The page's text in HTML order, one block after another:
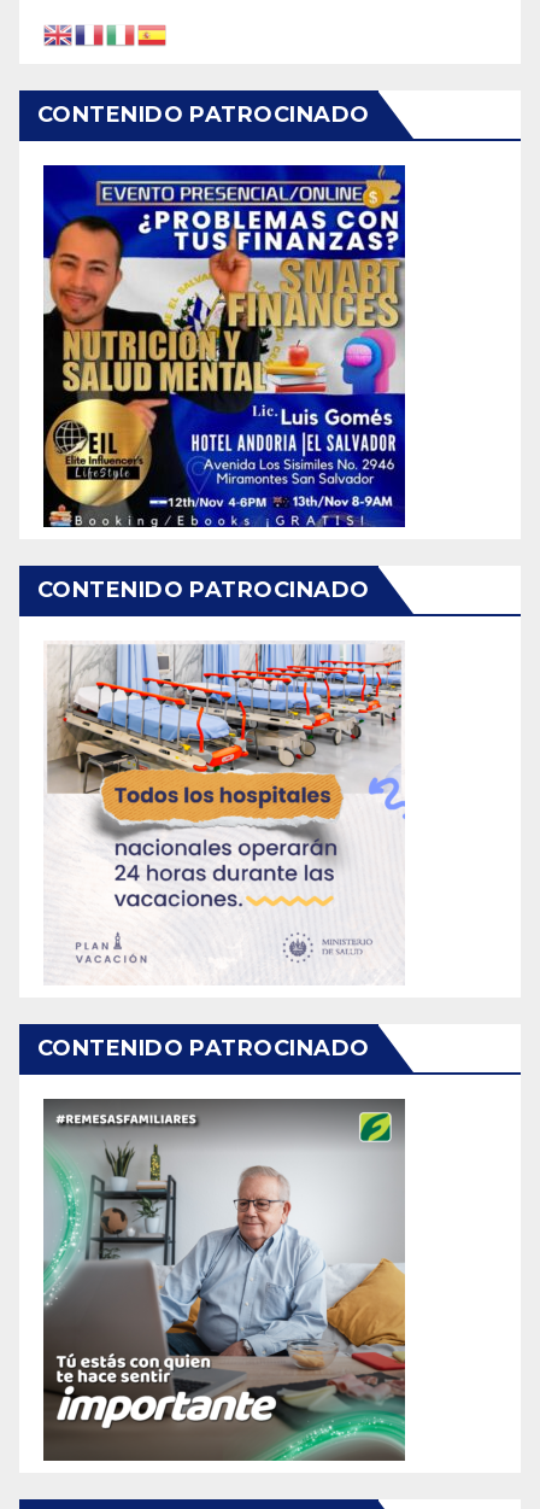
CONTENIDO PATROCINADO
CONTENIDO PATROCINADO
CONTENIDO PATROCINADO